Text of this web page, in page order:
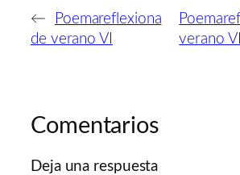
←
Poemareflexiona
de verano VI
verano VII
Comentarios
Deja una respuesta